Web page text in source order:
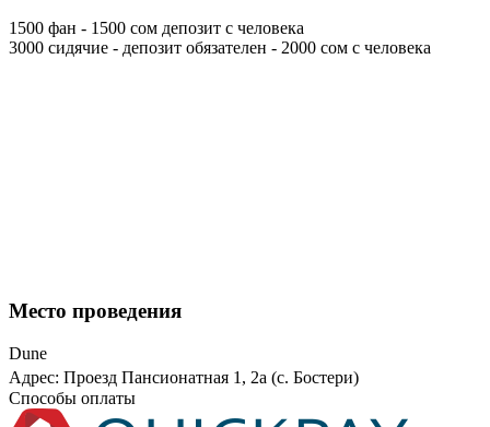
1500 фан - 1500 сом депозит с человека
3000 сидячие - депозит обязателен - 2000 сом с человека
Место проведения
Dune
Адрес: Проезд Пансионатная 1, 2а (с. Бостери)
Способы оплаты